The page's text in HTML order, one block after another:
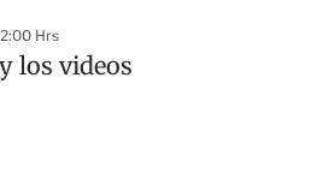
Hrs
los videos